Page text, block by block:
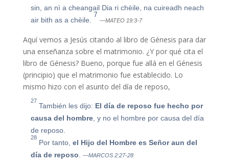
sin, an nì a cheangail Dia ri chèile, na cuireadh neach
air bith as a chèile.
7
—MATEO 19:3-7
Aquí vemos a Jesús citando al libro de Génesis para dar
una enseñanza sobre el matrimonio. ¿Y por qué cita el
libro de Génesis? Bueno, porque fue allá en el Génesis
(principio) que el matrimonio fue establecido. Lo
mismo hizo con el asunto del día de reposo,
27
También les dijo: El día de reposo fue hecho por
causa del hombre, y no el hombre por causa del día
de reposo.
28
Por tanto, el Hijo del Hombre es Señor aun del
día de reposo
—MARCOS 2:27-28